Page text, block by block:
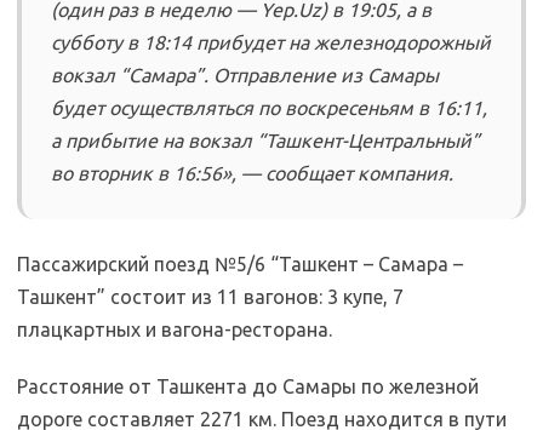
(один раз в неделю — Yep.Uz) в 19:05, а в
субботу в 18:14 прибудет на железнодорожный
вокзал “Самара”. Отправление из Самары
будет осуществляться по воскресеньям в 16:11,
а прибытие на вокзал “Ташкент-Центральный”
во вторник в 16:56», — сообщает компания.
Пассажирский поезд №5/6 “Ташкент – Самара –
Ташкент” состоит из 11 вагонов: 3 купе, 7
плацкартных и вагона-ресторана.
Расстояние от Ташкента до Самары по железной
дороге составляет 2271 км. Поезд находится в пути